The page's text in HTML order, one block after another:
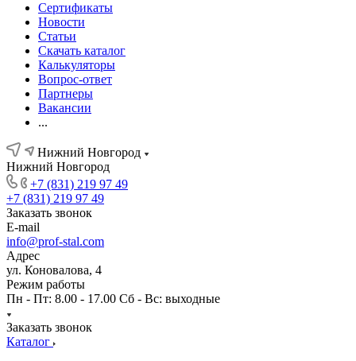
Сертификаты
Новости
Статьи
Скачать каталог
Калькуляторы
Вопрос-ответ
Партнеры
Вакансии
...
Нижний Новгород
Нижний Новгород
+7 (831) 219 97 49
+7 (831) 219 97 49
Заказать звонок
E-mail
info@prof-stal.com
Адрес
ул. Коновалова, 4
Режим работы
Пн - Пт: 8.00 - 17.00 Сб - Вс: выходные
Заказать звонок
Каталог